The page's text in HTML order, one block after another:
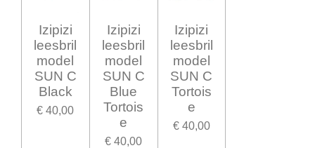
Izipizi
leesbril
model
SUN C
Black
€ 40,00
Izipizi
leesbril
model
SUN C
Blue
Tortois
e
€ 40,00
Izipizi
leesbril
model
SUN C
Tortois
e
€ 40,00